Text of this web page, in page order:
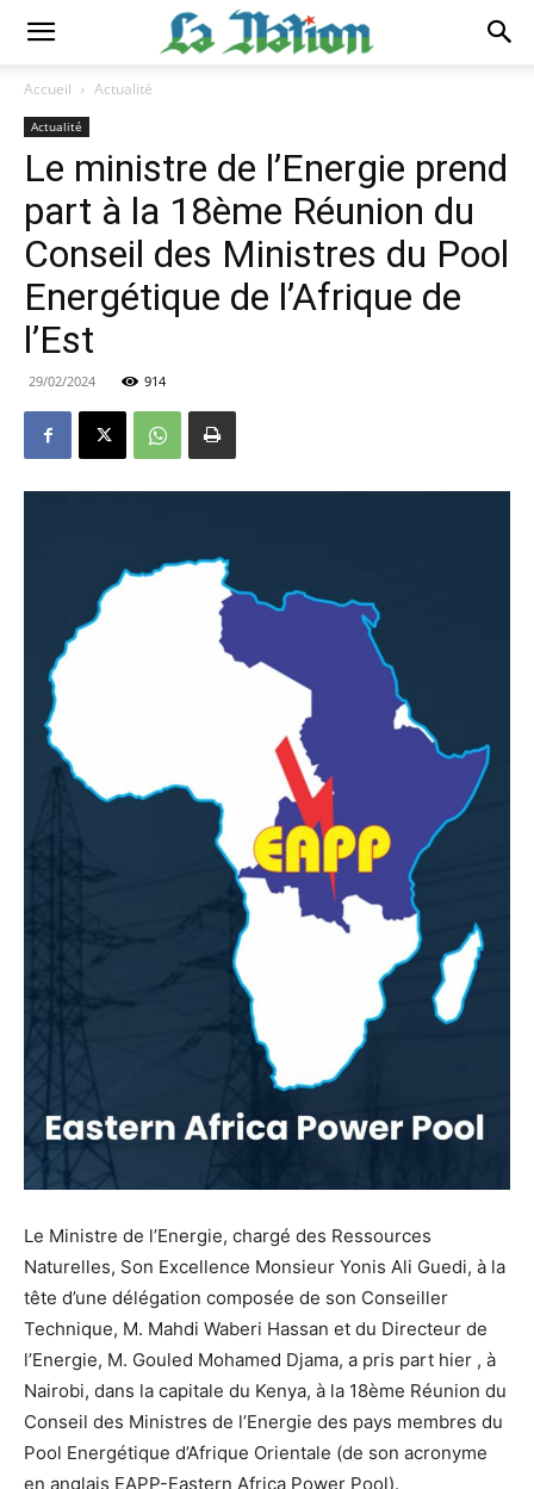
Accueil Actualité
Actualité
Le ministre de l’Energie prend
part à la 18ème Réunion du
Conseil des Ministres du Pool
Energétique de l’Afrique de
l’Est
29/02/2024 914
Le Ministre de l’Energie, chargé des Ressources
Naturelles, Son Excellence Monsieur Yonis Ali Guedi, à la
tête d’une délégation composée de son Conseiller
Technique, M. Mahdi Waberi Hassan et du Directeur de
l’Energie, M. Gouled Mohamed Djama, a pris part hier , à
Nairobi, dans la capitale du Kenya, à la 18ème Réunion du
Conseil des Ministres de l’Energie des pays membres du
Pool Energétique d’Afrique Orientale (de son acronyme
en anglais EAPP-Eastern Africa Power Pool).